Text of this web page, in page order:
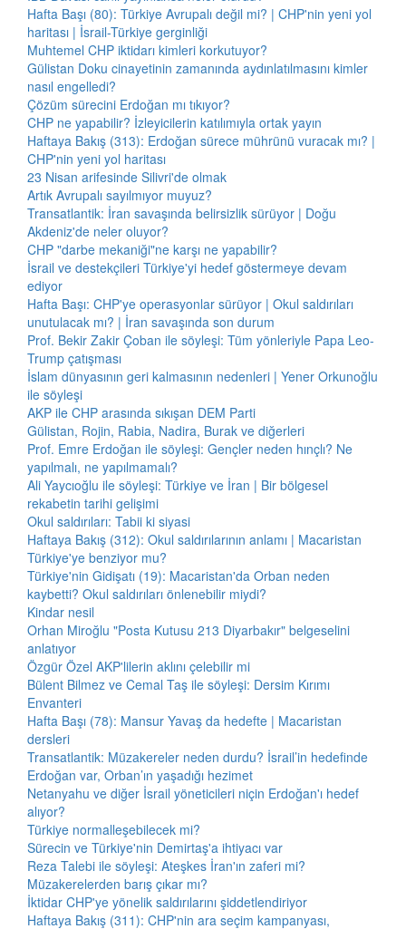
Hafta Başı (80): Türkiye Avrupalı değil mi? | CHP'nin yeni yol
haritası | İsrail-Türkiye gerginliği
Muhtemel CHP iktidarı kimleri korkutuyor?
Gülistan Doku cinayetinin zamanında aydınlatılmasını kimler
nasıl engelledi?
Çözüm sürecini Erdoğan mı tıkıyor?
CHP ne yapabilir? İzleyicilerin katılımıyla ortak yayın
Haftaya Bakış (313): Erdoğan sürece mührünü vuracak mı? |
CHP'nin yeni yol haritası
23 Nisan arifesinde Silivri'de olmak
Artık Avrupalı sayılmıyor muyuz?
Transatlantik: İran savaşında belirsizlik sürüyor | Doğu
Akdeniz'de neler oluyor?
CHP "darbe mekaniği"ne karşı ne yapabilir?
İsrail ve destekçileri Türkiye'yi hedef göstermeye devam
ediyor
Hafta Başı: CHP'ye operasyonlar sürüyor | Okul saldırıları
unutulacak mı? | İran savaşında son durum
Prof. Bekir Zakir Çoban ile söyleşi: Tüm yönleriyle Papa Leo-
Trump çatışması
İslam dünyasının geri kalmasının nedenleri | Yener Orkunoğlu
ile söyleşi
AKP ile CHP arasında sıkışan DEM Parti
Gülistan, Rojin, Rabia, Nadira, Burak ve diğerleri
Prof. Emre Erdoğan ile söyleşi: Gençler neden hınçlı? Ne
yapılmalı, ne yapılmamalı?
Ali Yaycıoğlu ile söyleşi: Türkiye ve İran | Bir bölgesel
rekabetin tarihi gelişimi
Okul saldırıları: Tabii ki siyasi
Haftaya Bakış (312): Okul saldırılarının anlamı | Macaristan
Türkiye'ye benziyor mu?
Türkiye'nin Gidişatı (19): Macaristan'da Orban neden
kaybetti? Okul saldırıları önlenebilir miydi?
Kindar nesil
Orhan Miroğlu "Posta Kutusu 213 Diyarbakır" belgeselini
anlatıyor
Özgür Özel AKP'lilerin aklını çelebilir mi
Bülent Bilmez ve Cemal Taş ile söyleşi: Dersim Kırımı
Envanteri
Hafta Başı (78): Mansur Yavaş da hedefte | Macaristan
dersleri
Transatlantik: Müzakereler neden durdu? İsrail’in hedefinde
Erdoğan var, Orban’ın yaşadığı hezimet
Netanyahu ve diğer İsrail yöneticileri niçin Erdoğan'ı hedef
alıyor?
Türkiye normalleşebilecek mi?
Sürecin ve Türkiye'nin Demirtaş'a ihtiyacı var
Reza Talebi ile söyleşi: Ateşkes İran'ın zaferi mi?
Müzakerelerden barış çıkar mı?
İktidar CHP'ye yönelik saldırılarını şiddetlendiriyor
Haftaya Bakış (311): CHP'nin ara seçim kampanyası,